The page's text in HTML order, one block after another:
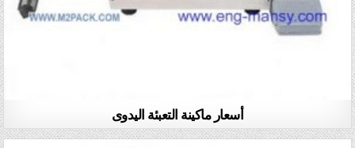
أسعار ماكينة التعبئة اليدوى